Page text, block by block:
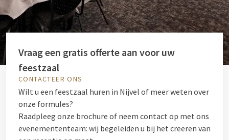
Vraag een gratis offerte aan voor uw
feestzaal
CONTACTEER ONS
Wilt u een feestzaal huren in Nijvel of meer weten over
onze formules?
Raadpleeg onze brochure of neem contact op met ons
evenemententeam: wij begeleiden u bij het creëren van